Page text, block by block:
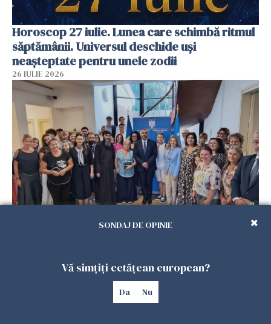
Horoscop 27 iulie. Lunea care schimbă ritmul
săptămânii. Universul deschide uși
neașteptate pentru unele zodii
26 IULIE 2026
Accidente, spitalizare sau alte urgențe?
26 IULIE 2026
SONDAJ DE OPINIE
Vă simțiți cetățean european?
Da Nu